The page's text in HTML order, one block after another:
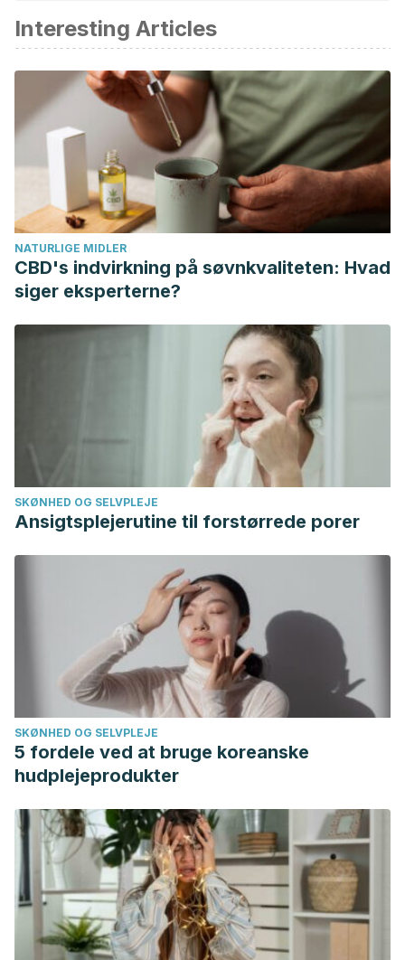
Lozak, A., Soltyk, K., Ostapczuk, P., & Fijalek, Z. (2002).
Determination of selected trace elements in herbs and their
infusions.Science of the Total Environment,
(1–3), 33–
40. https://doi.org/10.1016/S0048-9697(01)01015-4
Ait Haj Said, A., Otmani, I. S. E., Derfoufi, S., & Benmoussa, A.
(2015). Highlights on nutritional and therapeutic value of
stinging nettle (Urtica Dioica). International Journal of
Pharmacy and Pharmaceutical Sciences . International
Journal of Pharmacy and Pharmaceutical Science.
European Medicines Agency. (2012).
Urtica dioica L ., Urtica urens L ., their hybrids or their
mixtures , radix
Herbal Medicinal Products (HMPC) Assessment(pp. 1–38).
Tajallaie-Asl, F., Mardani, M., Shahsavari, S., & Abbaszadeh,
S. (2017). Menstruation phytotherapy according to iran
Journal of Pharmaceutical
(6), 986–990.
Interesting Articles
NATURLIGE MIDLER
CBD's indvirkning på søvnkvaliteten: Hvad
siger eksperterne?
SKØNHED OG SELVPLEJE
Ansigtsplejerutine til forstørrede porer
SKØNHED OG SELVPLEJE
5 fordele ved at bruge koreanske
hudplejeprodukter